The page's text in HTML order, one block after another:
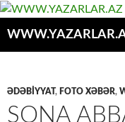
ƏDƏBİYYAT, FOTO XƏBƏR,
SONA